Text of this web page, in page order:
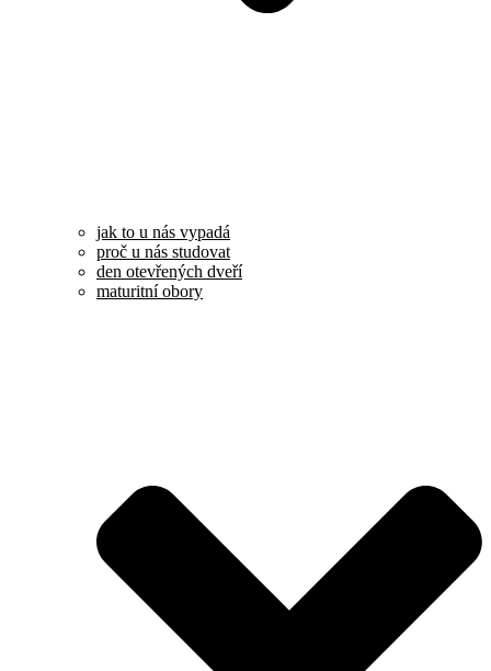
jak to u nás vypadá
proč u nás studovat
den otevřených dveří
maturitní obory